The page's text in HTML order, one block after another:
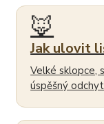
🦊
Jak ulovit
Velké sklopce,
úspěšný